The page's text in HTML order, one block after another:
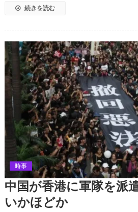
続きを読む
時事
中国が香港に軍隊を派
いかほどか